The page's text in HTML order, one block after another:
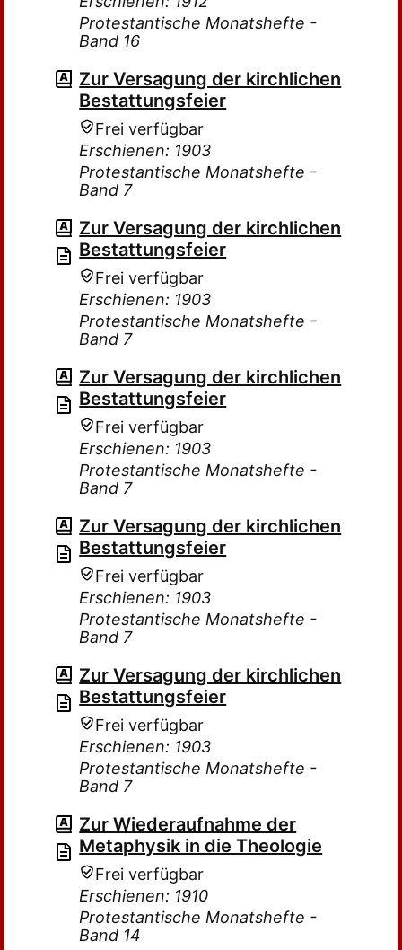
Protestantische Monatshefte -
Band 16
Zur Versagung der kirchlichen
Bestattungsfeier
Frei verfügbar
Erschienen: 1903
Protestantische Monatshefte -
Band 7
Zur Versagung der kirchlichen
Bestattungsfeier
Frei verfügbar
Erschienen: 1903
Protestantische Monatshefte -
Band 7
Zur Versagung der kirchlichen
Bestattungsfeier
Frei verfügbar
Erschienen: 1903
Protestantische Monatshefte -
Band 7
Zur Versagung der kirchlichen
Bestattungsfeier
Frei verfügbar
Erschienen: 1903
Protestantische Monatshefte -
Band 7
Zur Versagung der kirchlichen
Bestattungsfeier
Frei verfügbar
Erschienen: 1903
Protestantische Monatshefte -
Band 7
Zur Wiederaufnahme der
Metaphysik in die Theologie
Frei verfügbar
Erschienen: 1910
Protestantische Monatshefte -
Band 14